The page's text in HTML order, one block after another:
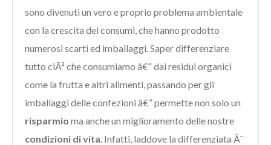
sono divenuti un vero e proprio problema ambientale
con la crescita dei consumi, che hanno prodotto
numerosi scarti ed imballaggi. Saper differenziare
tutto ciÃ² che consumiamo â€” dai residui organici
come la frutta e altri alimenti, passando per gli
imballaggi delle confezioni â€” permette non solo un
risparmio ma anche un miglioramento delle nostre
condizioni di vita . Infatti, laddove la differenziata Ã¨